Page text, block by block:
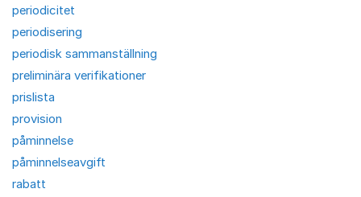
periodicitet
periodisering
periodisk sammanställning
preliminära verifikationer
prislista
provision
påminnelse
påminnelseavgift
rabatt